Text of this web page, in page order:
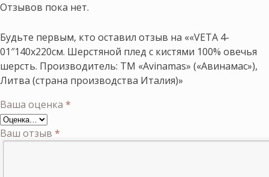
Отзывов пока нет.
Будьте первым, кто оставил отзыв на ««VETA 4-
01″140х220см. Шерстяной плед с кистями 100% овечья
шерсть. Производитель: ТМ «Avinamas» («Авинамас»),
Литва (страна производства Италия)»
Ваша оценка *
Ваш отзыв *